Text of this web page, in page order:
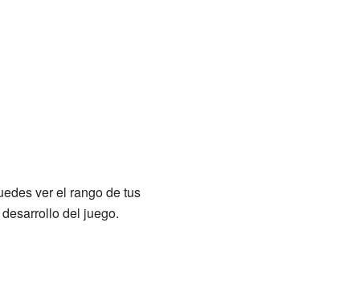
ver el rango de tus
del juego.